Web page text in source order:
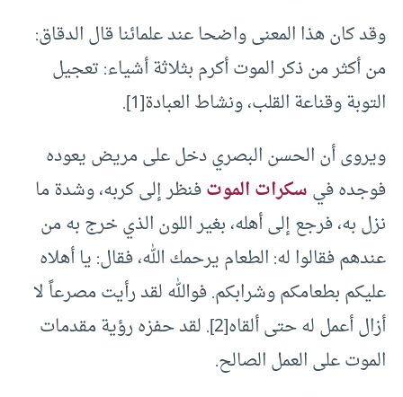
وقد كان هذا المعنى واضحا عند علمائنا قال الدقاق:
من أكثر من ذكر الموت أكرم بثلاثة أشياء: تعجيل
التوبة وقناعة القلب، ونشاط العبادة[1].
ويروى أن الحسن البصري دخل على مريض يعوده
فوجده فيسكرات الموتفنظر إلى كربه، وشدة ما
نزل به، فرجع إلى أهله، بغير اللون الذي خرج به من
عندهم فقالوا له: الطعام يرحمك الله، فقال: يا أهلاه
عليكم بطعامكم وشرابكم. فوالله لقد رأيت مصرعاً لا
أزال أعمل له حتى ألقاه[2]. لقد حفزه رؤية مقدمات
الموت على العمل الصالح.